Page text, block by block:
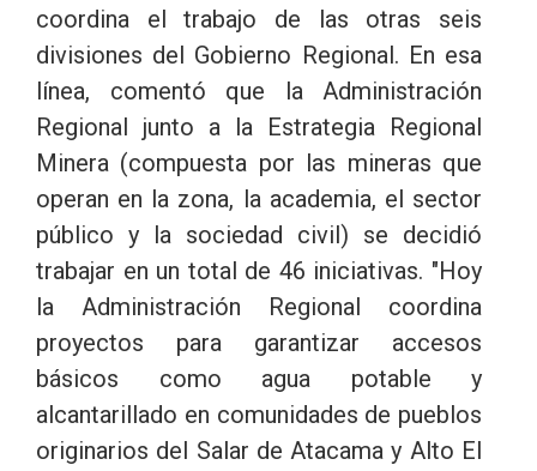
coordina el trabajo de las otras seis
divisiones del Gobierno Regional. En esa
línea, comentó que la Administración
Regional junto a la Estrategia Regional
Minera (compuesta por las mineras que
operan en la zona, la academia, el sector
público y la sociedad civil) se decidió
trabajar en un total de 46 iniciativas. "Hoy
la Administración Regional coordina
proyectos para garantizar accesos
básicos como agua potable y
alcantarillado en comunidades de pueblos
originarios del Salar de Atacama y Alto El